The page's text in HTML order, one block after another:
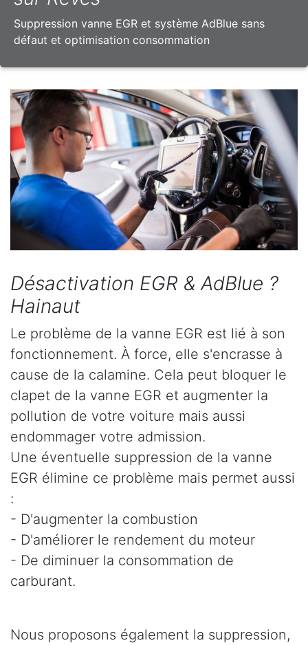
Suppression vanne EGR et système AdBlue sans
défaut et optimisation consommation
Désactivation EGR & AdBlue ?
Hainaut
Le problème de la vanne EGR est lié à son
fonctionnement. À force, elle s'encrasse à
cause de la calamine. Cela peut bloquer le
clapet de la vanne EGR et augmenter la
pollution de votre voiture mais aussi
endommager votre admission.
Une éventuelle suppression de la vanne
EGR élimine ce problème mais permet aussi
:
- D'augmenter la combustion
- D'améliorer le rendement du moteur
- De diminuer la consommation de
carburant.
Nous proposons également la suppression,